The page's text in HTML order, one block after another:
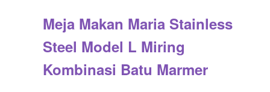
Meja Makan Maria Stainless
Steel Model L Miring
Kombinasi Batu Marmer